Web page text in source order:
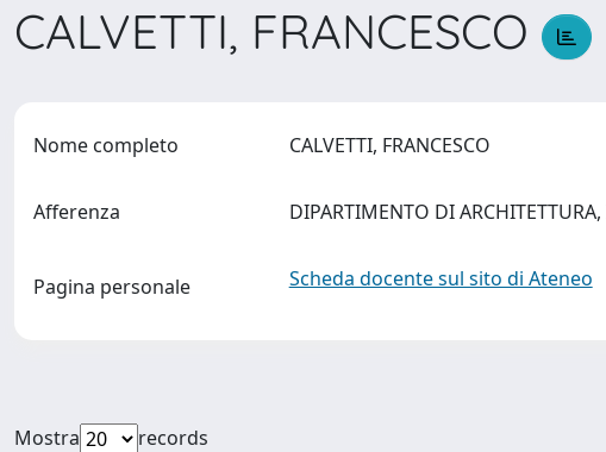
CALVETTI, FRANCESCO
Nome completo CALVETTI, FRANCESCO
Afferenza DIPARTIMENTO DI
Pagina personale Scheda docente sul sito di Ateneo
Mostra
records